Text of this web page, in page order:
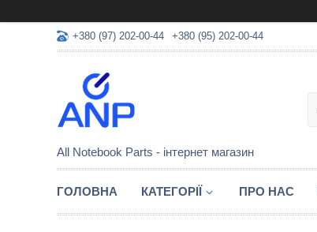
+380 (97) 202-00-44 +380 (95) 202-00-44
All Notebook Parts - інтернет магазин
ГОЛОВНА КАТЕГОРІЇ ПРО НАС